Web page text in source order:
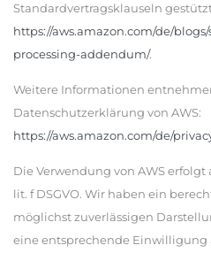
Standardvertragsklauseln
https://aws.amazon.com/de/
processing-addendum/.
Weitere Informationen
Datenschutzerklärung von AWS:
https://aws.amazon.com/de/
Die Verwendung von AWS erfolgt
lit. f DSGVO. Wir haben ein
möglichst zuverlässigen
eine entsprechende Einwilligung